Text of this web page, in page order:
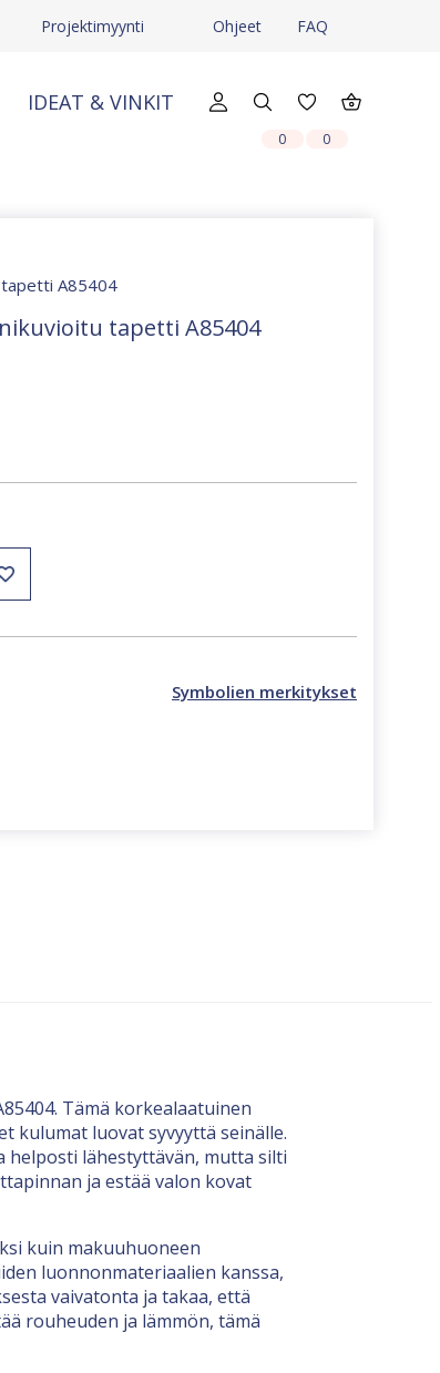
Projektimyynti Ohjeet FAQ
IDEAT & VINKIT
0 0
A85404
tapetti A85404
Symbolien merkitykset
Tämä korkealaatuinen
kulumat luovat syvyyttä seinälle.
helposti lähestyttävän, mutta silti
ja estää valon kovat
kuin makuuhuoneen
luonnonmateriaalien kanssa,
vaivatonta ja takaa, että
rouheuden ja lämmön, tämä